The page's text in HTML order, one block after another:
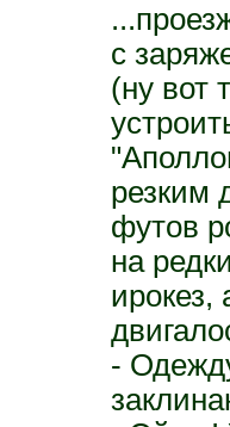
с
(ну вот
резким
футов
на
ирокез,
-